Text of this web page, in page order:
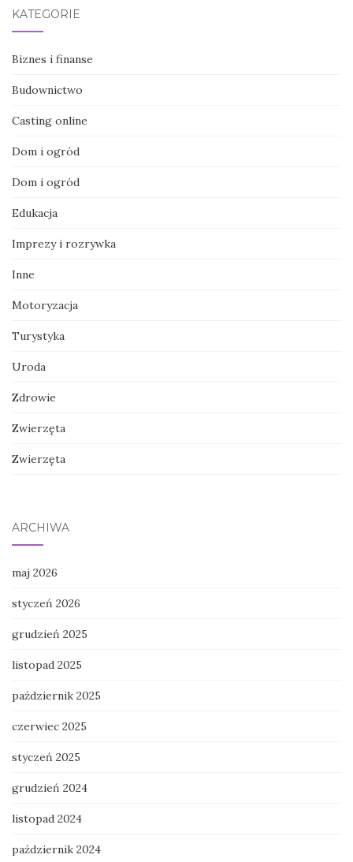
KATEGORIE
Biznes i finanse
Budownictwo
Casting online
Dom i ogród
Dom i ogród
Edukacja
Imprezy i rozrywka
Inne
Motoryzacja
Turystyka
Uroda
Zdrowie
Zwierzęta
Zwierzęta
ARCHIWA
maj 2026
styczeń 2026
grudzień 2025
listopad 2025
październik 2025
czerwiec 2025
styczeń 2025
grudzień 2024
listopad 2024
październik 2024